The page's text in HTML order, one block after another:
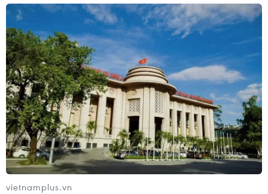
vietnamplus.vn